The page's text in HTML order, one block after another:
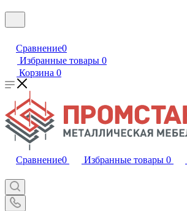
Сравнение0
Избранные товары 0
Корзина 0
Сравнение0 Избранные товары 0